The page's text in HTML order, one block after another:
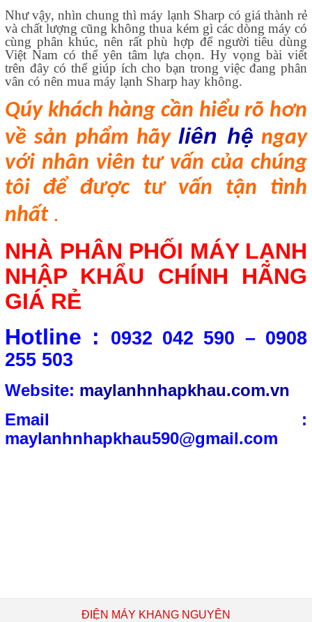
Như vậy, nhìn chung thì máy lạnh Sharp có giá thành rẻ
và chất lượng cũng không thua kém gì các dòng máy có
cùng phân khúc, nên rất phù hợp để người tiêu dùng
Việt Nam có thể yên tâm lựa chọn. Hy vọng bài viết
trên đây có thể giúp ích cho bạn trong việc đang phân
vân có nên mua máy lạnh Sharp hay không.
Qúy khách hàngcần hiểu rõ hơn
về sản phẩm hãyliên hệ ngay
với nhân viên tư vấn của chúng
tôi để được tư vấn tận tình
nhất .
NHÀ PHÂN PHỐI MÁY LẠNH
NHẬP KHẨU CHÍNH HÃNG
GIÁ RẺ
Hotline :
0932 042 590 – 0908
255 503
Website: maylanhnhapkhau.com.vn
Email :
maylanhnhapkhau590@gmail.com
ĐIỆN MÁY KHANG NGUYÊN